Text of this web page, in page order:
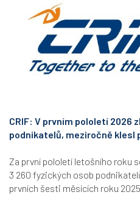
CRIF: V prvním pololetí 2026
podnikatelů, meziročně klesl
Za první pololetí letošního roku
3 260 fyzických osob
prvních šesti měsících roku